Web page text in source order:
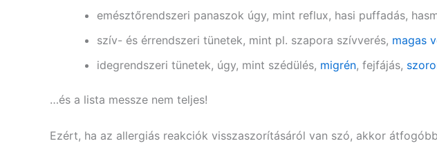
emésztőrendszeri panaszok úgy, mint reflux, hasi puffadás,
szív- és érrendszeri tünetek, mint pl. szapora szívverés, magas
idegrendszeri tünetek, úgy, mint szédülés, migrén, fejfájás,
…és a lista messze nem teljes!
Ezért, ha az allergiás reakciók visszaszorításáról van szó, akkor